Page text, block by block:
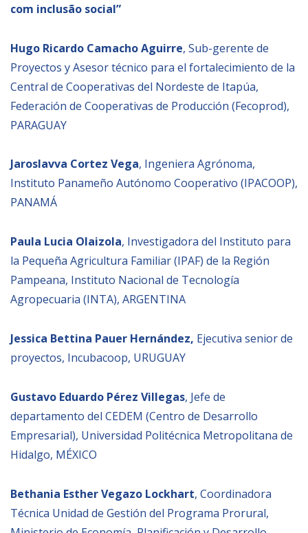
com inclusão social”
Hugo Ricardo Camacho Aguirre, Sub-gerente de
Proyectos y Asesor técnico para el fortalecimiento de la
Central de Cooperativas del Nordeste de Itapúa,
Federación de Cooperativas de Producción (Fecoprod),
PARAGUAY
Jaroslavva Cortez Vega, Ingeniera Agrónoma,
Instituto Panameño Autónomo Cooperativo (IPACOOP),
PANAMÁ
Paula Lucia Olaizola, Investigadora del Instituto para
la Pequeña Agricultura Familiar (IPAF) de la Región
Pampeana, Instituto Nacional de Tecnología
Agropecuaria (INTA), ARGENTINA
Jessica Bettina Pauer Hernández, Ejecutiva senior de
proyectos, Incubacoop, URUGUAY
Gustavo Eduardo Pérez Villegas, Jefe de
departamento del CEDEM (Centro de Desarrollo
Empresarial), Universidad Politécnica Metropolitana de
Hidalgo, MÉXICO
Bethania Esther Vegazo Lockhart, Coordinadora
Técnica Unidad de Gestión del Programa Prorural,